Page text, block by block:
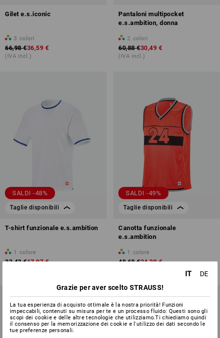
Gilet e.s.iconic
3 colori
66,98 €36,59 €
(IVA incl.)
Pantaloni multipocket
e.s.ambition, donna
2 colori
60,88 €30,49 €
(IVA incl.)
SALDI -48%
Taglie disponibili
T-shirt funzionale e.s.ambition
1 colore
33,43 €17,07 €
SALDI -49%
Taglie disponibili
Canotta funzionale
e.s.ambition
1 colore
48,68 €24,39 €
IT
DE
Grazie per aver scelto STRAUSS!
La tua esperienza di acquisto ottimale è la nostra priorità! Funzioni
impeccabili, contenuti su misura per te e un processo fluido: Questi sono gli
scopi dei cookie e delle altre tecnologie che utilizziamo.Ti chiediamo quindi
il consenso per la memorizzazione dei cookie e l'utilizzo dei dati secondo le
tue preferenze personali.